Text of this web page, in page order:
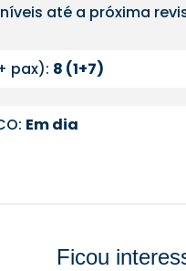
até a próxima
pax): 8 (1+7)
Em dia
Ficou